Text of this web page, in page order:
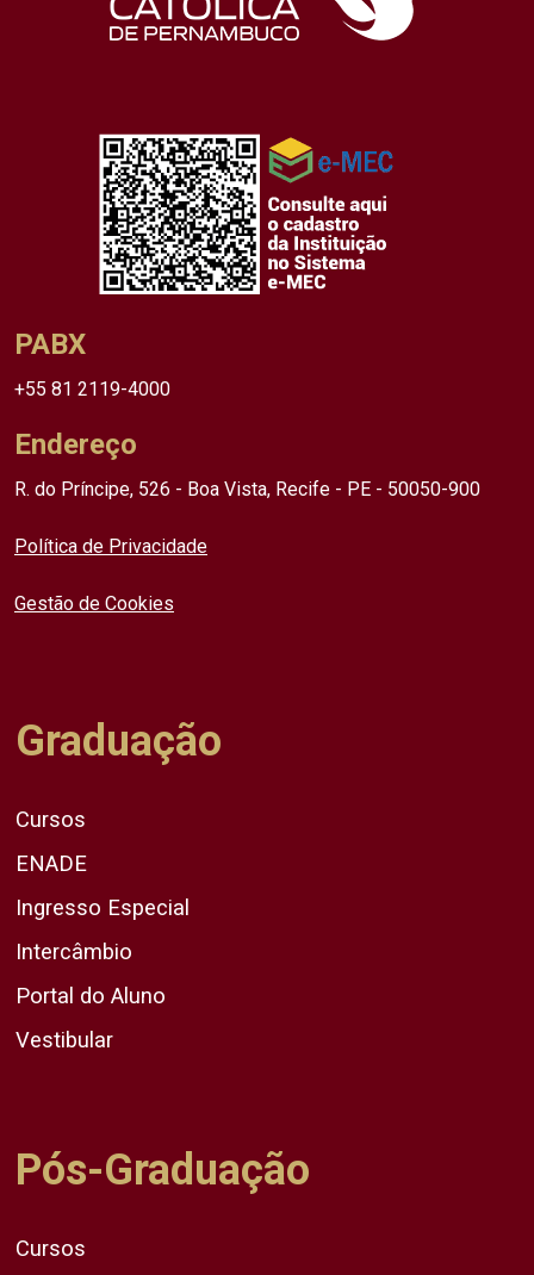
PABX
+55 81 2119-4000
Endereço
R. do Príncipe, 526 - Boa Vista, Recife - PE - 50050-900
Política de Privacidade
Gestão de Cookies
Graduação
Cursos
ENADE
Ingresso Especial
Intercâmbio
Portal do Aluno
Vestibular
Pós-Graduação
Cursos